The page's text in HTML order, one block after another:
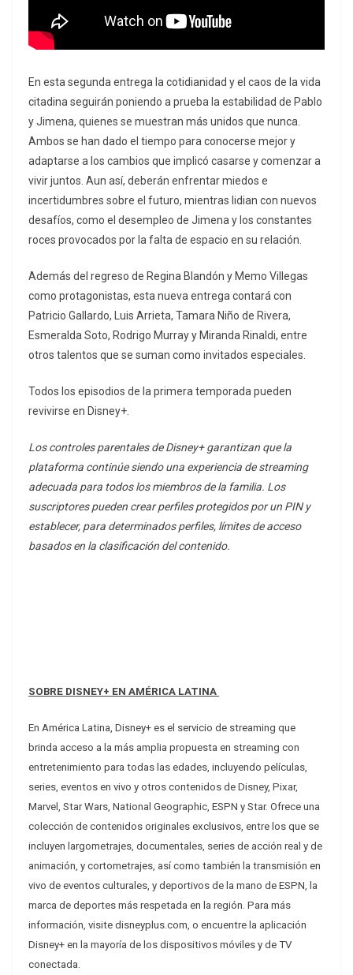
En esta segunda entrega la cotidianidad y el caos de la vida
citadina seguirán poniendo a prueba la estabilidad de Pablo
y Jimena, quienes se muestran más unidos que nunca.
Ambos se han dado el tiempo para conocerse mejor y
adaptarse a los cambios que implicó casarse y comenzar a
vivir juntos. Aun así, deberán enfrentar miedos e
incertidumbres sobre el futuro, mientras lidian con nuevos
desafíos, como el desempleo de Jimena y los constantes
roces provocados por la falta de espacio en su relación.
Además del regreso de Regina Blandón y Memo Villegas
como protagonistas, esta nueva entrega contará con
Patricio Gallardo, Luis Arrieta, Tamara Niño de Rivera,
Esmeralda Soto, Rodrigo Murray y Miranda Rinaldi, entre
otros talentos que se suman como invitados especiales.
Todos los episodios de la primera temporada pueden
revivirse en Disney+.
Los controles parentales de Disney+ garantizan que la
plataforma continúe siendo una experiencia de streaming
adecuada para todos los miembros de la familia. Los
suscriptores pueden crear perfiles protegidos por un PIN y
establecer, para determinados perfiles, límites de acceso
basados en la clasificación del contenido.
SOBRE DISNEY+ EN AMÉRICA LATINA
En América Latina, Disney+ es el servicio de streaming que
brinda acceso a la más amplia propuesta en streaming con
entretenimiento para todas las edades, incluyendo películas,
series, eventos en vivo y otros contenidos de Disney, Pixar,
Marvel, Star Wars, National Geographic, ESPN y Star. Ofrece una
colección de contenidos originales exclusivos, entre los que se
incluyen largometrajes, documentales, series de acción real y de
animación, y cortometrajes, así como también la transmisión en
vivo de eventos culturales, y deportivos de la mano de ESPN, la
marca de deportes más respetada en la región. Para más
información, visite disneyplus.com, o encuentre la aplicación
Disney+ en la mayoría de los dispositivos móviles y de TV
conectada.